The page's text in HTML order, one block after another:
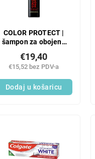
COLOR PROTECT |
šampon za obojenu
betainom i
proteinima pšenice |
zaštita boje i blistav
sjaj
€15,52 bez PDV-a
€19,40
Dodaj u košaricu